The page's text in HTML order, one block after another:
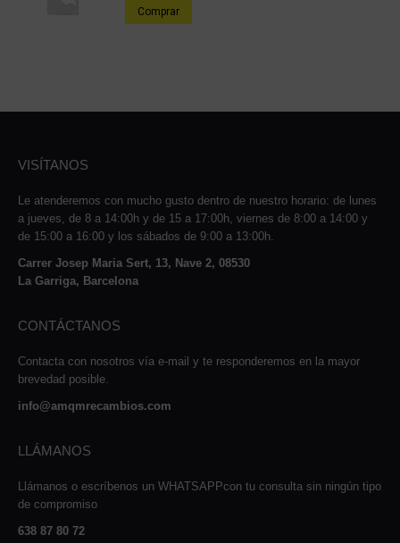
Comprar
VISÍTANOS
Le atenderemos con mucho gusto dentro de nuestro horario: de lunes
a jueves, de 8 a 14:00h y de 15 a 17:00h, viernes de 8:00 a 14:00 y
de 15:00 a 16:00 y los sábados de 9:00 a 13:00h.
Carrer Josep Maria Sert, 13, Nave 2, 08530
La Garriga, Barcelona
CONTÁCTANOS
Contacta con nosotros vía e-mail y te responderemos en la mayor
brevedad posible.
info@amqmrecambios.com
LLÁMANOS
Llámanos o escríbenos un WHATSAPPcon tu consulta sin ningún tipo
de compromiso
638 87 80 72